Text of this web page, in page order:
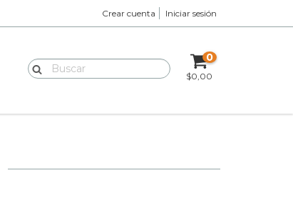
Crear cuenta Iniciar sesión
0
$0,00